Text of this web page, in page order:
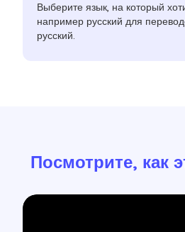
Выберите язык, на который
например русский для
русский.
Посмотрите, как